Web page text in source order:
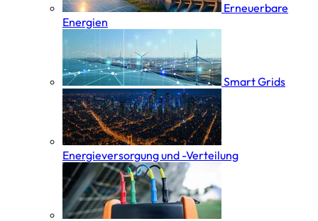
Erneuerbare
Energien
Smart Grids
Energieversorgung und -Verteilung